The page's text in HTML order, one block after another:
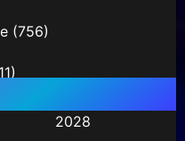
(756)
น(245)2028